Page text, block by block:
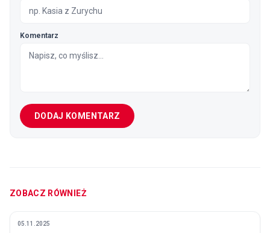
Komentarz
DODAJ KOMENTARZ
ZOBACZ RÓWNIEŻ
POLECANE
05.11.2025